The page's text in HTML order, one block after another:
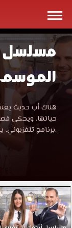
مسلسل
هناك أب حديث
حياتها. ويحكي
برنامج تلفزيوني. يحاول عزيز أن يجد حب حياته بين رجلين.